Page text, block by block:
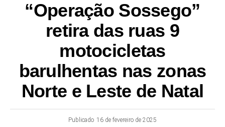
“Operação Sossego”
retira das ruas 9
motocicletas
barulhentas nas zonas
Norte e Leste de Natal
Publicado 16 de fevereiro de 2025